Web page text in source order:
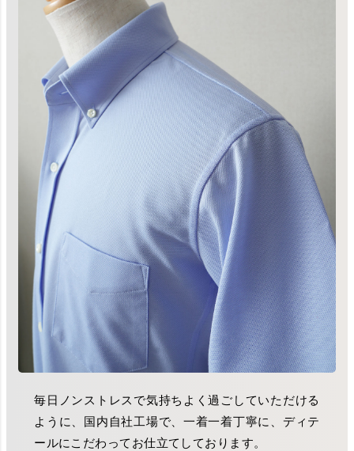
毎日ノンストレスで気持ちよく過ごしていただける
ように、国内自社工場で、一着一着丁寧に、ディテ
ールにこだわってお仕立てしております。